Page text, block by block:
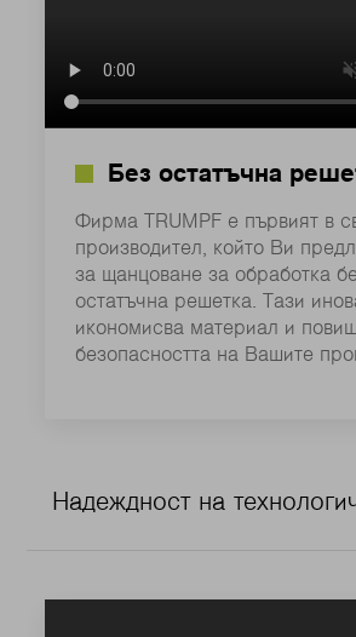
Без остатъчна
Фирма TRUMPF е първият в
производител, който Ви
за щанцоване за обработка
остатъчна решетка. Тази
икономисва материал и
безопасността на Вашите
Надеждност на